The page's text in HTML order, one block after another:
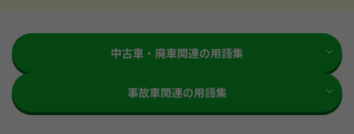
中古車・廃車関連の用語集
事故車関連の用語集